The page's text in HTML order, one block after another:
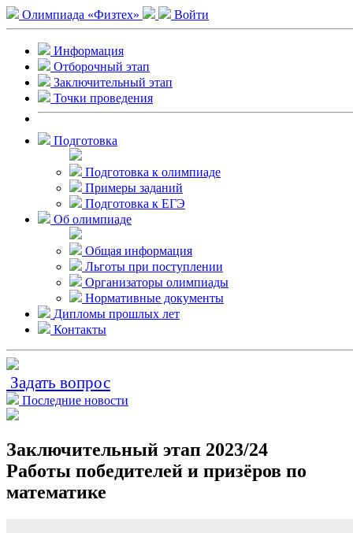
Олимпиада «Физтех» Войти
Информация
Отборочный этап
Заключительный этап
Точки проведения
Подготовка
Подготовка к олимпиаде
Примеры заданий
Подготовка к ЕГЭ
Об олимпиаде
Общая информация
Льготы при поступлении
Организаторы олимпиады
Нормативные документы
Дипломы прошлых лет
Контакты
Задать вопрос
Последние новости
Заключительный этап 2023/24
Работы победителей и призёров по
математике